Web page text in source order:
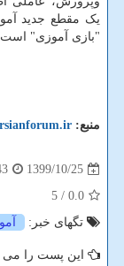
یک مقطع جدید
"بازی آموزی" است
منبع:
1399/10/25
0.0
/ 5
تگهای خبر:
این پست را می